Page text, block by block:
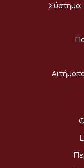
Σύστημα